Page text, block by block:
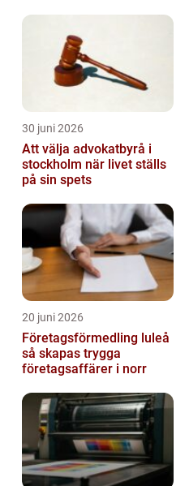
30 juni 2026
Att välja advokatbyrå i
stockholm när livet ställs
på sin spets
20 juni 2026
Företagsförmedling luleå
så skapas trygga
företagsaffärer i norr